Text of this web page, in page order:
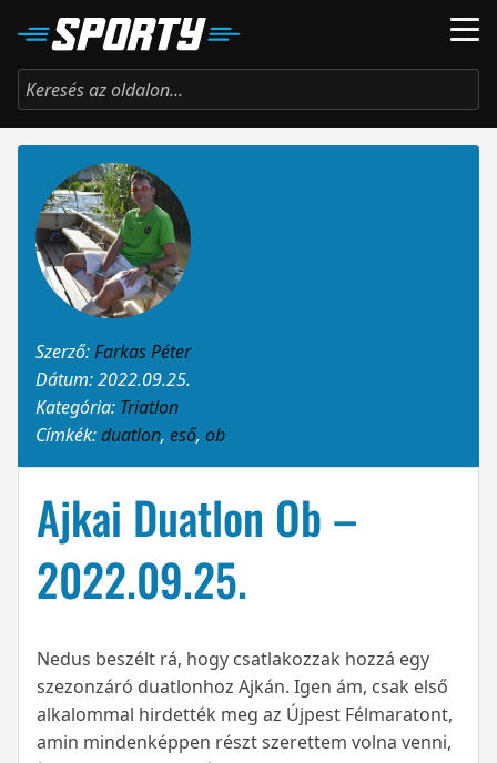
Szerző:Farkas Péter
Dátum: 2022.09.25.
Kategória: Triatlon
Címkék:duatlon, eső, ob
Ajkai Duatlon Ob –
2022.09.25.
Nedus beszélt rá, hogy csatlakozzak hozzá egy
szezonzáró duatlonhoz Ajkán. Igen ám, csak első
alkalommal hirdették meg az Újpest Félmaratont,
amin mindenképpen részt szerettem volna venni,